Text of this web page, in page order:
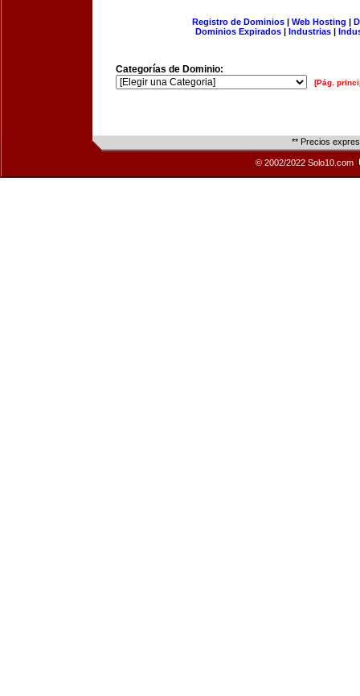
Registro de Dominios| Web Hosting |
Dominios Expirados | Industrias |
Categorías de Dominio:
[Pág.
** Precios
© 2002/2022 Solo10.com